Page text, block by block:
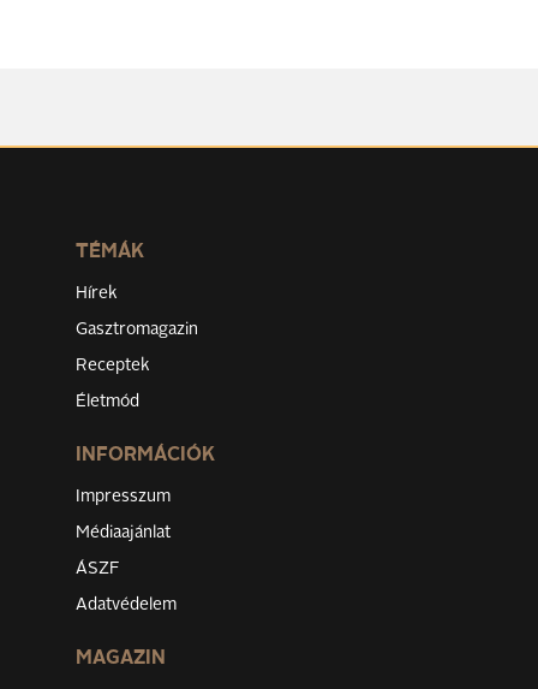
TÉMÁK
Hírek
Gasztromagazin
Receptek
Életmód
INFORMÁCIÓK
Impresszum
Médiaajánlat
ÁSZF
Adatvédelem
MAGAZIN